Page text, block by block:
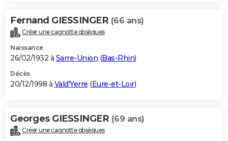
Fernand GIESSINGER (66 ans)
Créer une cagnotte obsèques
Naissance
26/02/1932 à Sarre-Union (Bas-Rhin)
Décès
20/12/1998 à Vald'Yerre (Eure-et-Loir)
Georges GIESSINGER (69 ans)
Créer une cagnotte obsèques